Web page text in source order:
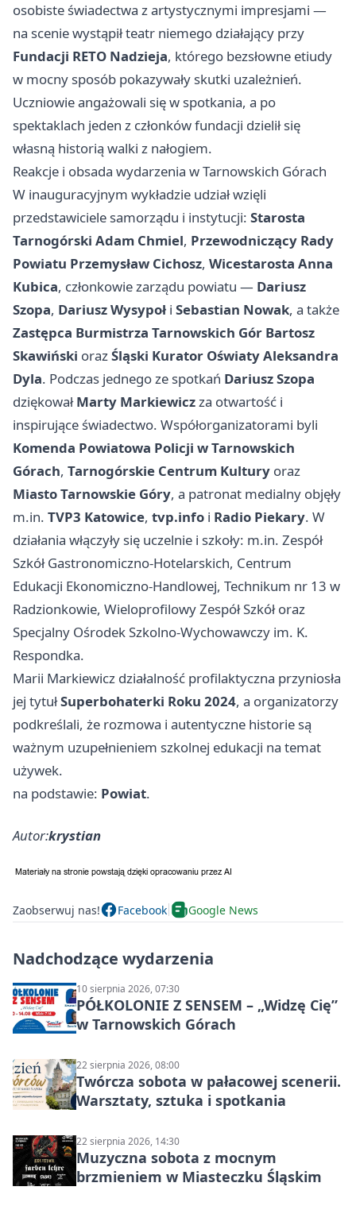
osobiste świadectwa z artystycznymi impresjami —
na scenie wystąpił teatr niemego działający przy
Fundacji RETO Nadzieja, którego bezsłowne etiudy
w mocny sposób pokazywały skutki uzależnień.
Uczniowie angażowali się w spotkania, a po
spektaklach jeden z członków fundacji dzielił się
własną historią walki z nałogiem.
Reakcje i obsada wydarzenia w Tarnowskich Górach
W inauguracyjnym wykładzie udział wzięli
przedstawiciele samorządu i instytucji: Starosta
Tarnogórski Adam Chmiel, Przewodniczący Rady
Powiatu Przemysław Cichosz, Wicestarosta Anna
Kubica, członkowie zarządu powiatu — Dariusz
Szopa, Dariusz Wysypoł i Sebastian Nowak, a także
Zastępca Burmistrza Tarnowskich Gór Bartosz
Skawiński orazŚląski Kurator Oświaty Aleksandra
Dyla. Podczas jednego ze spotkań Dariusz Szopa
dziękowałMarty Markiewiczza otwartość i
inspirujące świadectwo. Współorganizatorami byli
Komenda Powiatowa Policji w Tarnowskich
Górach, Tarnogórskie Centrum Kultury oraz
Miasto Tarnowskie Góry, a patronat medialny objęły
m.in. TVP3 Katowice, tvp.info i Radio Piekary. W
działania włączyły się uczelnie i szkoły: m.in. Zespół
Szkół Gastronomiczno-Hotelarskich, Centrum
Edukacji Ekonomiczno-Handlowej, Technikum nr 13 w
Radzionkowie, Wieloprofilowy Zespół Szkół oraz
Specjalny Ośrodek Szkolno-Wychowawczy im. K.
Respondka.
Marii Markiewicz działalność profilaktyczna przyniosła
jej tytułSuperbohaterki Roku 2024, a organizatorzy
podkreślali, że rozmowa i autentyczne historie są
ważnym uzupełnieniem szkolnej edukacji na temat
używek.
na podstawie: Powiat.
Autor:krystian
Zaobserwuj nas! Facebook Google News
Nadchodzące wydarzenia
10 sierpnia 2026, 07:30
PÓŁKOLONIE Z SENSEM – „Widzę Cię”
w Tarnowskich Górach
22 sierpnia 2026, 08:00
Twórcza sobota w pałacowej scenerii.
Warsztaty, sztuka i spotkania
22 sierpnia 2026, 14:30
Muzyczna sobota z mocnym
brzmieniem w Miasteczku Śląskim